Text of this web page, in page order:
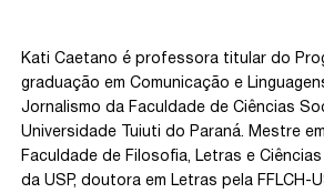
Kati Caetano é professora titular do
graduação em Comunicação e
Jornalismo da Faculdade de Ciências
Universidade Tuiuti do Paraná. Mestre
Faculdade de Filosofia, Letras e Ciências
da USP, doutora em Letras pela FFLCH-